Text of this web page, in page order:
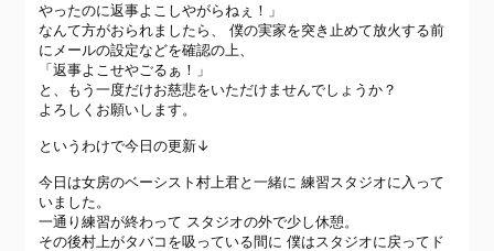
やったのに返事よこしやがらねぇ！」
なんて方がおられましたら、 僕の実家を突き止めて放火する前
にメールの設定などを確認の上、
「返事よこせやごるぁ！」
と、もう一度だけお慈悲をいただけませんでしょうか？
よろしくお願いします。
というわけで今日の更新↓
今日は女房のベーシスト村上君と一緒に 練習スタジオに入って
いました。
一通り練習が終わって スタジオの外で少し休憩。
その後村上がタバコを吸っている間に 僕はスタジオに戻ってド